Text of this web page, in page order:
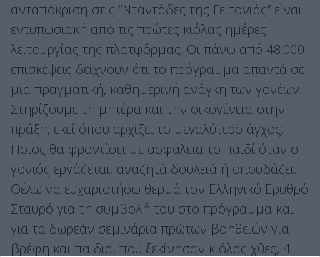
ανταπόκριση στις “Νταντάδες της Γειτονιάς” είναι
εντυπωσιακή από τις πρώτες κιόλας ημέρες
λειτουργίας της πλατφόρμας. Οι πάνω από 48.000
επισκέψεις δείχνουν ότι το πρόγραμμα απαντά σε
μια πραγματική, καθημερινή ανάγκη των γονέων.
Στηρίζουμε τη μητέρα και την οικογένεια στην
πράξη, εκεί όπου αρχίζει το μεγαλύτερο άγχος:
Ποιος θα φροντίσει με ασφάλεια το παιδί όταν ο
γονιός εργάζεται, αναζητά δουλειά ή σπουδάζει.
Θέλω να ευχαριστήσω θερμά τον Ελληνικό Ερυθρό
Σταυρό για τη συμβολή του στο πρόγραμμα και
για τα δωρεάν σεμινάρια πρώτων βοηθειών για
βρέφη και παιδιά, που ξεκίνησαν κιόλας χθες, 4